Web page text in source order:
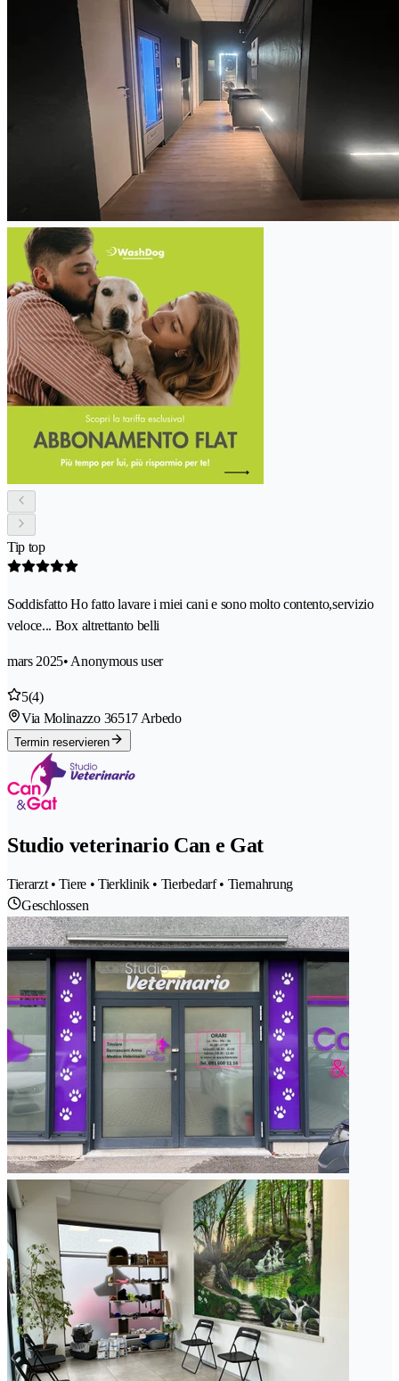
Tip top
Soddisfatto Ho fatto lavare i miei cani e sono molto contento,servizio
veloce... Box altrettanto belli
mars 2025• Anonymous user
5(4)
Via Molinazzo 36517 Arbedo
Termin reservieren
Studio veterinario Can e Gat
Tierarzt • Tiere • Tierklinik • Tierbedarf • Tiernahrung
Geschlossen